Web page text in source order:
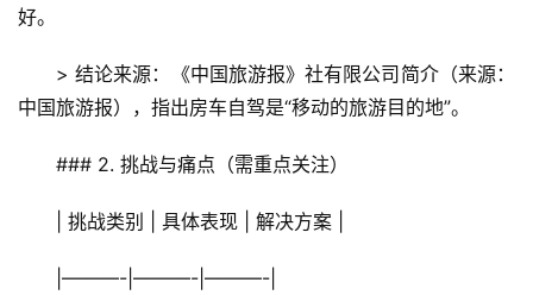
好。
> 结论来源：《中国旅游报》社有限公司简介（来源：
中国旅游报），指出房车自驾是“移动的旅游目的地”。
### 2. 挑战与痛点（需重点关注）
| 挑战类别 | 具体表现 | 解决方案 |
|———-|———-|———-|